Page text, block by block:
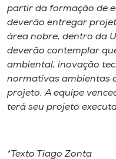
partir da formação de
deverão entregar
área nobre, dentro da
deverão contemplar
ambiental, inovação
normativas ambientas
projeto. A equipe
terá seu projeto
*Texto Tiago Zonta